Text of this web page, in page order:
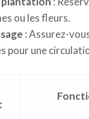
ou les fleurs.
: Assurez-
pour une